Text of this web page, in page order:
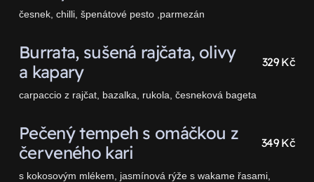
česnek, chilli, špenátové pesto ,parmezán
Burrata, sušená rajčata, olivy
a kapary
329 Kč
carpaccio z rajčat, bazalka, rukola, česneková bageta
Pečený tempeh s omáčkou z
červeného kari
349 Kč
s kokosovým mlékem, jasmínová rýže s wakame řasami,